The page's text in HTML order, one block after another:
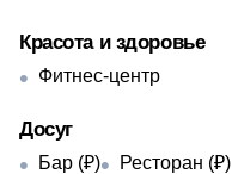
Красота и здоровье
Фитнес-центр
Досуг
Бар (₽) Ресторан (₽)